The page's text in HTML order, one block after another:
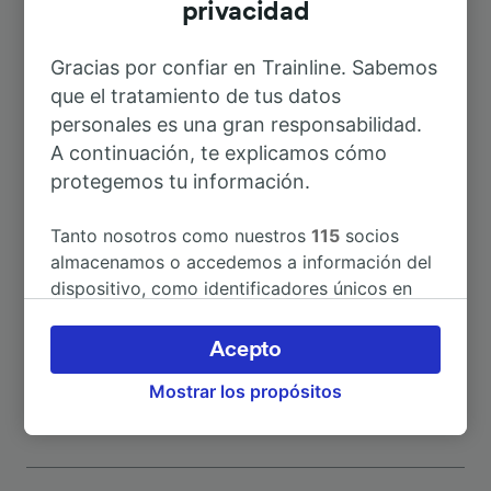
Rutas más populares desde Ghedi
A Brescia 23min
A Malpensa Aeroporto T2 2h 42min
A Milán 1h 31min
privacidad
Gracias por confiar en Trainline. Sabemos
que el tratamiento de tus datos
personales es una gran responsabilidad.
A continuación, te explicamos cómo
protegemos tu información.
Tanto nosotros como nuestros115 socios
almacenamos o accedemos a información del
dispositivo, como identificadores únicos en
Puedes aceptar o administrar tus preferencias
haciendo clic abajo, incluido el derecho de
oposición en función de tu interés legítimo o,
se notificarán a nuestros socios y no
Mostrar los propósitos
Acepto